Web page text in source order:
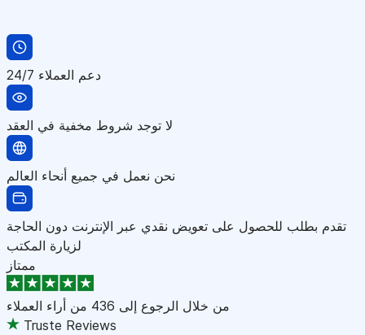
دعم العملاء 24/7
لا توجد شروط مخفية في العقد
نحن نعمل في جميع أنحاء العالم
تقدم بطلب للحصول على تعويض نقدي عبر الإنترنت دون الحاجة
لزيارة المكتب
ممتاز
من خلال الرجوع إلى 436 من أراء العملاء
Truste Reviews